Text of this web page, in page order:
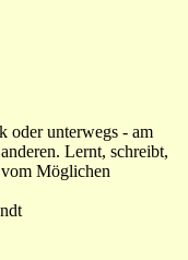
oder unterwegs - am
Lernt, schreibt,
vom Möglichen